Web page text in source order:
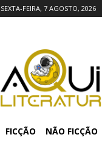
SEXTA-FEIRA, 7 AGOSTO, 2026
FICÇÃO NÃO FICÇÃO